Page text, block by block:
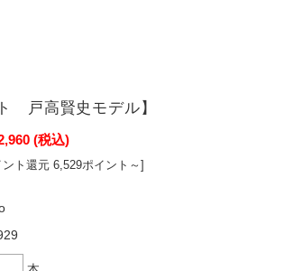
戸高賢史モデル】
(税込)
ント還元 6,529ポイント～]